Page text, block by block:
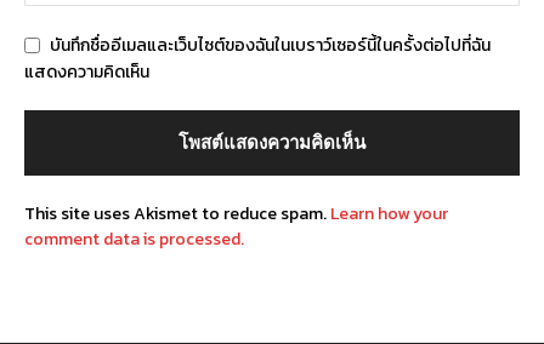
บันทึกชื่ออีเมลและเว็บไซต์ของฉันในเบราว์เซอร์นี้ในครั้งต่อไปที่ฉัน
แสดงความคิดเห็น
This site uses Akismet to reduce spam.Learn how your
comment data is processed.